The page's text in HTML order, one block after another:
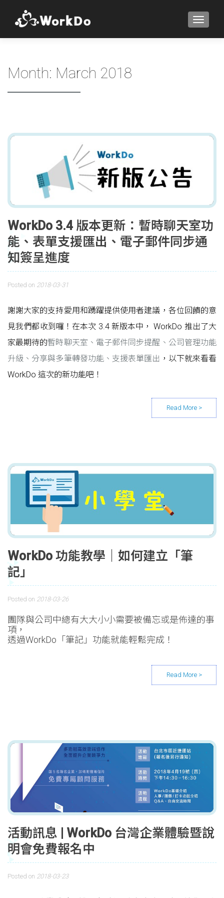
Month: March 2018
WorkDo 3.4 版本更新：暫時聊天室功
能、表單支援匯出、電子郵件同步通
知簽呈進度
Posted on 2018-03-31
謝謝大家的支持愛用和踴躍提供使用者建議，各位回饋的意
見我們都收到囉！在本次 3.4 新版本中， WorkDo 推出了大
家最期待的暫時聊天室、電子郵件同步提醒、公司管理功能
升級、分享與多筆轉發功能、支援表單匯出 ，以下就來看看
WorkDo 這次的新功能吧！
WorkDo 功能教學｜如何建立「筆
記」
Posted on 2018-03-26
團隊與公司中總有大大小小需要被備忘或是佈達的事
項，
透過WorkDo「筆記」功能就能輕鬆完成！
活動訊息 | WorkDo 台灣企業體驗暨說
明會免費報名中
Posted on 2018-03-23